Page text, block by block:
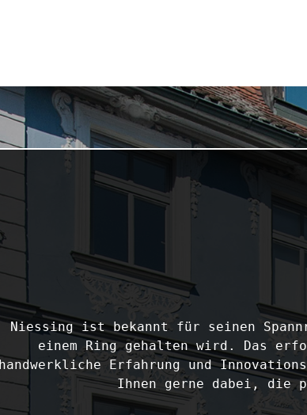
Niessing ist bekannt für seinen
einem Ring gehalten wird. Das
handwerkliche Erfahrung und
Ihnen gerne dabei, die